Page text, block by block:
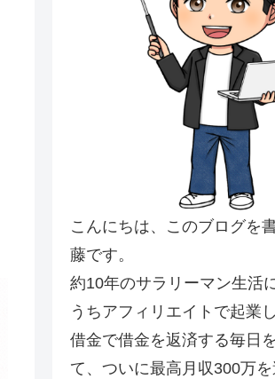
こんにちは、このブログを
藤です。
約10年のサラリーマン生活
うちアフィリエイトで起業
借金で借金を返済する毎日
て、ついに最高月収300万